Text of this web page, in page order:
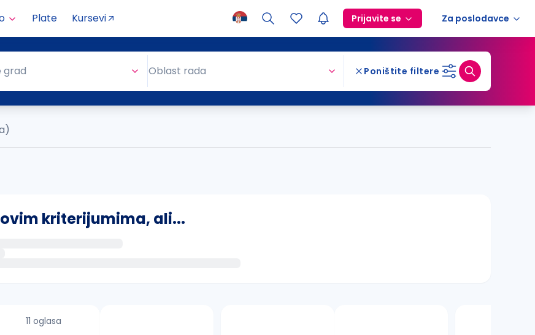
Plate Kursevi Prijavite se Za poslodavce
grad Oblast rada Poništite filtere
kriterijumima, ali...
11 oglasa